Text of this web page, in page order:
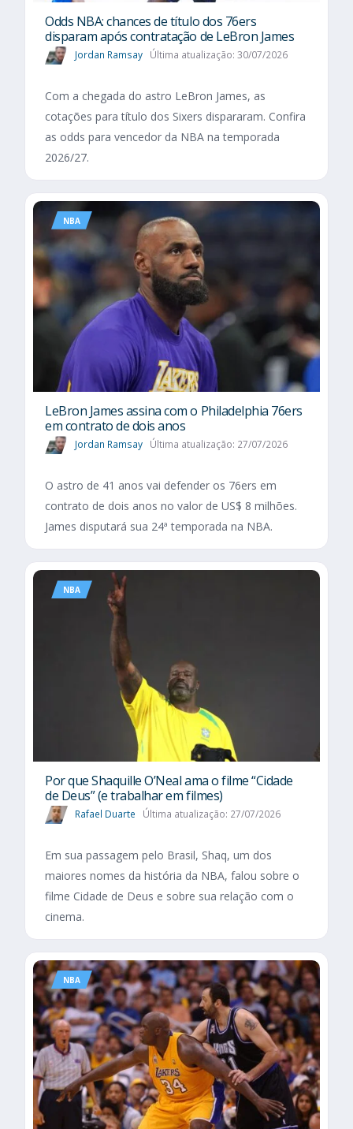
Odds NBA: chances de título dos 76ers
disparam após contratação de LeBron James
Jordan Ramsay Última atualização: 30/07/2026
Com a chegada do astro LeBron James, as
cotações para título dos Sixers dispararam. Confira
as odds para vencedor da NBA na temporada
2026/27.
NBA
LeBron James assina com o Philadelphia 76ers
em contrato de dois anos
Jordan Ramsay Última atualização: 27/07/2026
O astro de 41 anos vai defender os 76ers em
contrato de dois anos no valor de US$ 8 milhões.
James disputará sua 24ª temporada na NBA.
NBA
Por que Shaquille O’Neal ama o filme “Cidade
de Deus” (e trabalhar em filmes)
Rafael Duarte Última atualização: 27/07/2026
Em sua passagem pelo Brasil, Shaq, um dos
maiores nomes da história da NBA, falou sobre o
filme Cidade de Deus e sobre sua relação com o
cinema.
NBA